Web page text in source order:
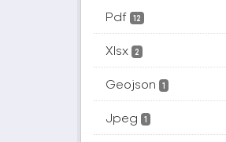
Pdf 12
Xlsx 2
Geojson 1
Jpeg 1